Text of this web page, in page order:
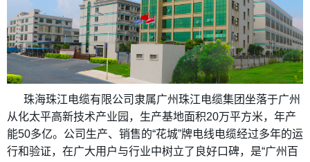
珠海珠江电缆有限公司隶属广州珠江电缆集团坐落于广州
从化太平高新技术产业园，生产基地面积20万平方米，年产
能50多亿。公司生产、销售的“花城”牌电线电缆经过多年的运
行和验证，在广大用户与行业中树立了良好口碑，是“广州百